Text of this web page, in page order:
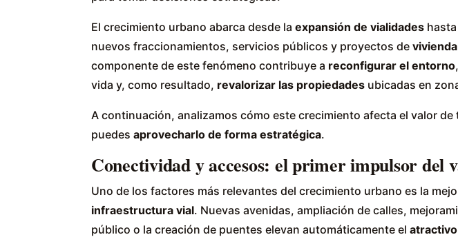
El crecimiento urbano abarca desde la expansión de vialidades
nuevos fraccionamientos, servicios públicos y proyectos de
componente de este fenómeno contribuye a reconfigurar el entorno
vida y, como resultado, revalorizar las propiedades ubicadas en
A continuación, analizamos cómo este crecimiento afecta el valor de
puedes aprovecharlo de forma estratégica.
Conectividad y accesos: el primer impulsor del
Uno de los factores más relevantes del crecimiento urbano es la
infraestructura vial. Nuevas avenidas, ampliación de calles,
público o la creación de puentes elevan automáticamente el